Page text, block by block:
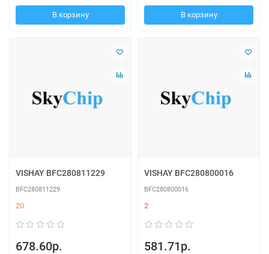
В корзину В корзину
VISHAY BFC280811229
BFC280811229
20
678.60р.
VISHAY BFC280800016
BFC280800016
2
581.71р.